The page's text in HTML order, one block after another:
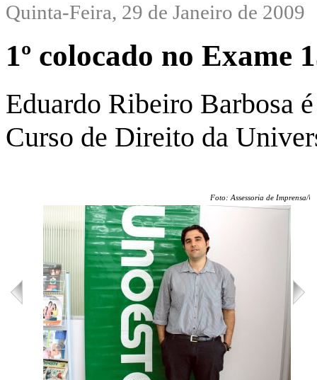
Quinta-Feira, 29 de Janeiro de 2009
1º colocado no Exame
Eduardo Ribeiro Barbosa
Curso de Direito da
Foto: Assessoria de Imprensa/